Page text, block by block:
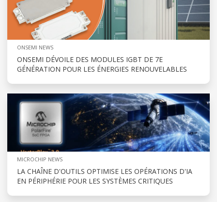
ONSEMI NEWS
ONSEMI DÉVOILE DES MODULES IGBT DE 7E
GÉNÉRATION POUR LES ÉNERGIES RENOUVELABLES
MICROCHIP NEWS
LA CHAÎNE D'OUTILS OPTIMISE LES OPÉRATIONS D'IA
EN PÉRIPHÉRIE POUR LES SYSTÈMES CRITIQUES